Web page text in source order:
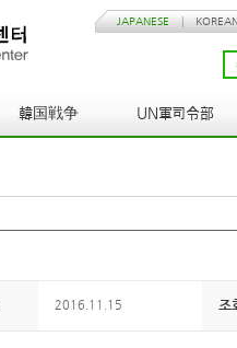
JAPANESE
韓国戦争 UN軍司令部
2016.11.15 조